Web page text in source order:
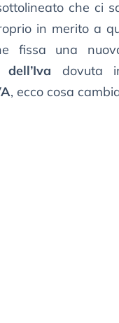
che ci
in merito a
fissa una
dovuta
, ecco cosa